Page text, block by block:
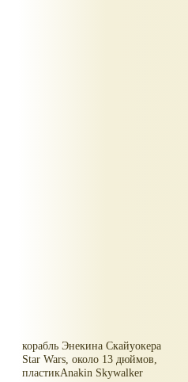
корабль Энекина Скайуокера
Star Wars, около 13 дюймов,
пластикAnakin Skywalker